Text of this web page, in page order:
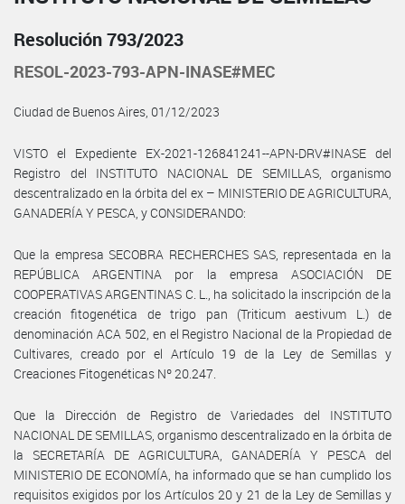
Resolución 793/2023
RESOL-2023-793-APN-INASE#MEC
Ciudad de Buenos Aires, 01/12/2023
VISTO el Expediente EX-2021-126841241--APN-DRV#INASE del
Registro del INSTITUTO NACIONAL DE SEMILLAS, organismo
descentralizado en la órbita del ex – MINISTERIO DE AGRICULTURA,
GANADERÍA Y PESCA, y CONSIDERANDO:
Que la empresa SECOBRA RECHERCHES SAS, representada en la
REPÚBLICA ARGENTINA por la empresa ASOCIACIÓN DE
COOPERATIVAS ARGENTINAS C. L., ha solicitado la inscripción de la
creación fitogenética de trigo pan (Triticum aestivum L.) de
denominación ACA 502, en el Registro Nacional de la Propiedad de
Cultivares, creado por el Artículo 19 de la Ley de Semillas y
Creaciones Fitogenéticas Nº 20.247.
Que la Dirección de Registro de Variedades del INSTITUTO
NACIONAL DE SEMILLAS, organismo descentralizado en la órbita de
la SECRETARÍA DE AGRICULTURA, GANADERÍA Y PESCA del
MINISTERIO DE ECONOMÍA, ha informado que se han cumplido los
requisitos exigidos por los Artículos 20 y 21 de la Ley de Semillas y